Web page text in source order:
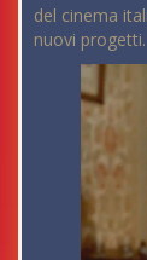
del cinema
nuovi progetti.